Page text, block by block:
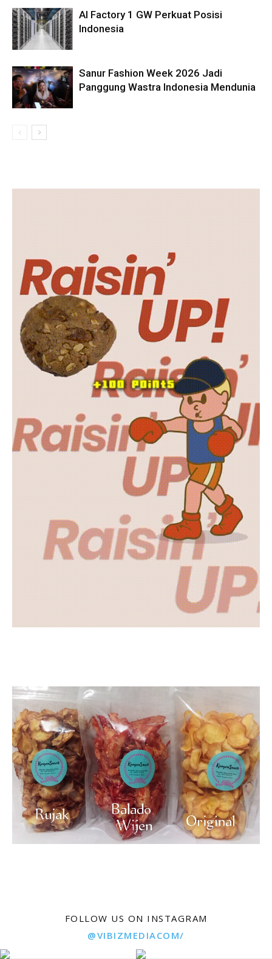
AI Factory 1 GW Perkuat Posisi
Indonesia
Sanur Fashion Week 2026 Jadi
Panggung Wastra Indonesia Mendunia
FOLLOW US ON INSTAGRAM
@VIBIZMEDIACOM/